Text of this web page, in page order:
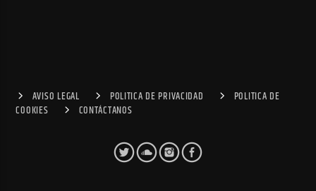
AVISO LEGAL POLITICA DE PRIVACIDAD
POLITICA DE
COOKIES
CONTÁCTANOS